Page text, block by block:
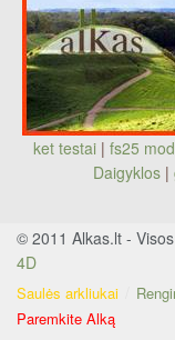
ket testai | fs25
Daigyklos|
© 2011 Alkas.lt -
4D
Saulės arkliukai
Paremkite Alką